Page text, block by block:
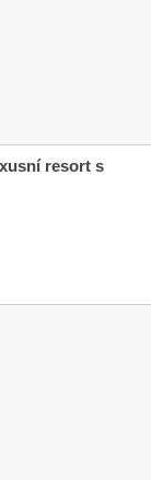
resort s